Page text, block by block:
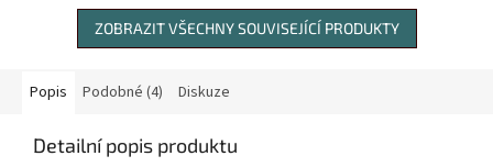
ZOBRAZIT VŠECHNY SOUVISEJÍCÍ PRODUKTY
Popis Podobné (4) Diskuze
Detailní popis produktu